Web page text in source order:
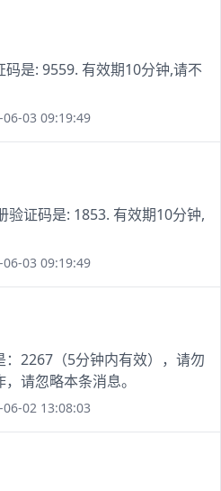
码是: 9559. 有效期10分钟,请不
06-03 09:19:49
验证码是: 1853. 有效期10分钟,
06-03 09:19:49
：2267（5分钟内有效），请勿
请忽略本条消息。
02 13:08:03